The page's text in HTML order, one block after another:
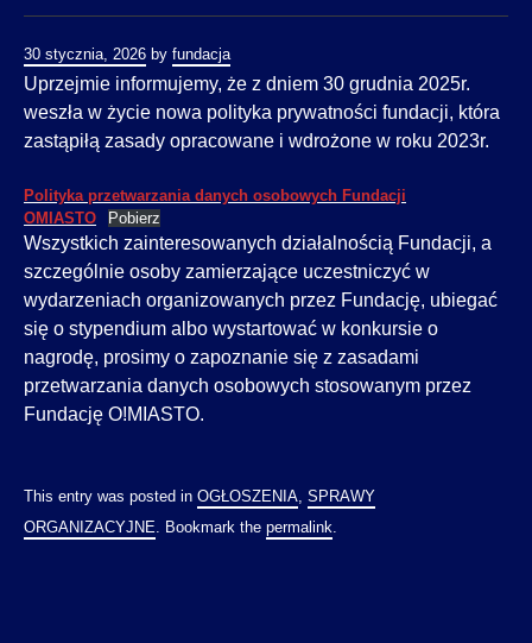
30 stycznia, 2026 by fundacja
Uprzejmie informujemy, że z dniem 30 grudnia 2025r.
weszła w życie nowa polityka prywatności fundacji, która
zastąpiłą zasady opracowane i wdrożone w roku 2023r.
Polityka przetwarzania danych osobowych Fundacji
OMIASTO
Pobierz
Wszystkich zainteresowanych działalnością Fundacji, a
szczególnie osoby zamierzające uczestniczyć w
wydarzeniach organizowanych przez Fundację, ubiegać
się o stypendium albo wystartować w konkursie o
nagrodę, prosimy o zapoznanie się z zasadami
przetwarzania danych osobowych stosowanym przez
Fundację O!MIASTO.
This entry was posted in OGŁOSZENIA SPRAWY
ORGANIZACYJNE . Bookmark the permalink